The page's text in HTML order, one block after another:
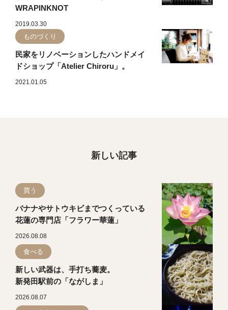
WRAPINKNOT
2019.03.30
ものづくり
民家をリノベーションしたハンドメイ
ドショップ「Atelier Chiroru」。
2021.01.05
新しい記事
買う
バナナやサトウキビまでつくっている
花蓮の専門店「フラワー華蓮」
2026.08.08
食べる
新しい武器は、手打ち蕎麦。
新発田駅前の「ながしま」
2026.08.07